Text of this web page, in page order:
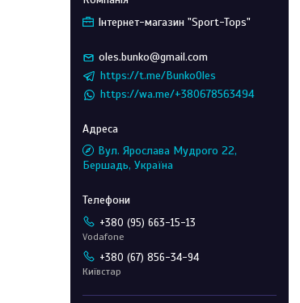
Інтернет-магазин "Sport-Tops"
oles.bunko@gmail.com
https://t.me/BunkoOles
https://wa.me/+380678563494
Вул. Ярослава Мудрого 22,
Бершадь, Україна
+380 (95) 663-15-13
Vodafone
+380 (67) 856-34-94
Київстар